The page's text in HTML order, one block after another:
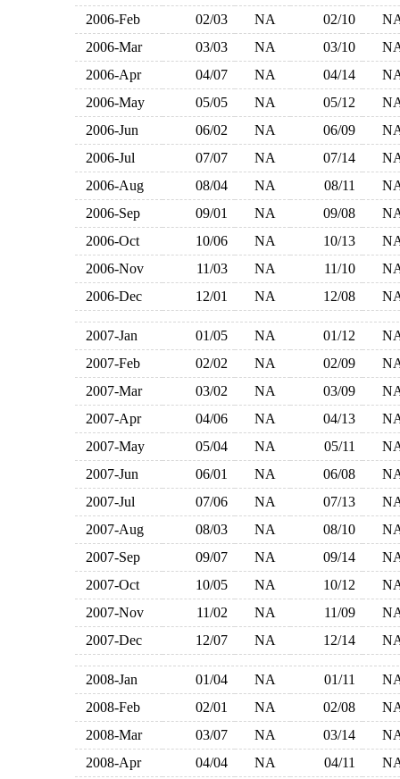
2006-Feb
02/03 NA 02/10
2006-Mar
03/03 NA 03/10
2006-Apr
04/07 NA 04/14
2006-May
05/05 NA 05/12
2006-Jun
06/02 NA 06/09
2006-Jul
07/07 NA 07/14
2006-Aug
08/04 NA 08/11
2006-Sep
09/01 NA 09/08
2006-Oct
10/06 NA 10/13
2006-Nov
11/03 NA 11/10
2006-Dec
12/01 NA 12/08
2007-Jan 01/05 NA 01/12
2007-Feb
02/02 NA 02/09
2007-Mar
03/02 NA 03/09
2007-Apr
04/06 NA 04/13
2007-May
05/04 NA 05/11
2007-Jun
06/01 NA 06/08
2007-Jul
07/06 NA 07/13
2007-Aug
08/03 NA 08/10
2007-Sep
09/07 NA 09/14
2007-Oct
10/05 NA 10/12
2007-Nov
11/02 NA 11/09
2007-Dec
12/07 NA 12/14
2008-Jan 01/04 NA 01/11
2008-Feb
02/01 NA 02/08
2008-Mar
03/07 NA 03/14
2008-Apr
04/04 NA 04/11